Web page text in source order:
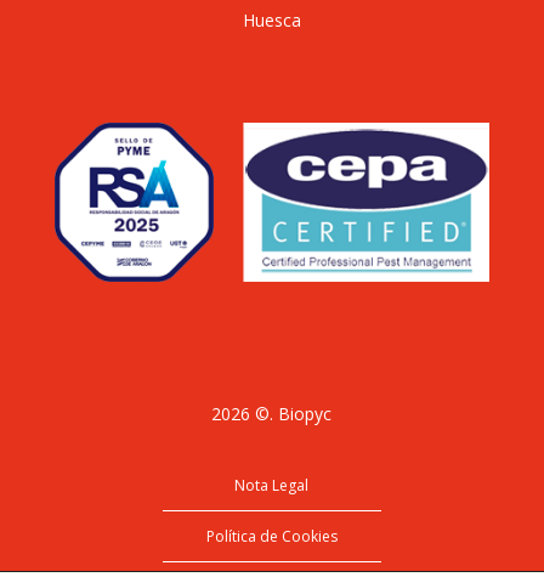
Huesca
2026 ©. Biopyc
Nota Legal
Política de Cookies